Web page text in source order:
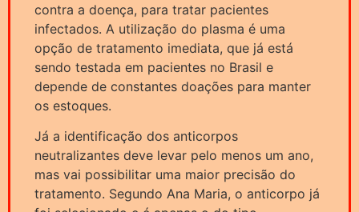
contra a doença, para tratar pacientes
infectados. A utilização do plasma é uma
opção de tratamento imediata, que já está
sendo testada em pacientes no Brasil e
depende de constantes doações para manter
os estoques.
Já a identificação dos anticorpos
neutralizantes deve levar pelo menos um ano,
mas vai possibilitar uma maior precisão do
tratamento. Segundo Ana Maria, o anticorpo já